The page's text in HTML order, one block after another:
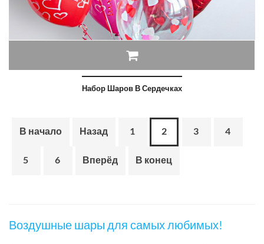
Набор Шаров В Сердечках
В начало Назад 1 2 3 4
5 6 Вперёд В конец
Воздушные шары для самых любимых!